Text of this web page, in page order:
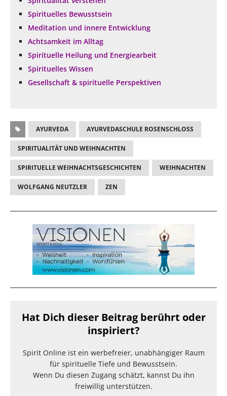
Spirituelles Bewusstsein
Meditation und innere Entwicklung
Achtsamkeit im Alltag
Spirituelle Heilung und Energiearbeit
Spirituelles Wissen
Gesellschaft & spirituelle Perspektiven
AYURVEDA AYURVEDASCHULE ROSENSCHLOSS
SPIRITUALITÄT UND WEIHNACHTEN
SPIRITUELLE WEIHNACHTSGESCHICHTEN WEIHNACHTEN
WOLFGANG NEUTZLER ZEN
Hat Dich dieser Beitrag berührt oder
inspiriert?
Spirit Online ist ein werbefreier, unabhängiger Raum
für spirituelle Tiefe und Bewusstsein.
Wenn Du diesen Zugang schätzt, kannst Du ihn
freiwillig unterstützen.